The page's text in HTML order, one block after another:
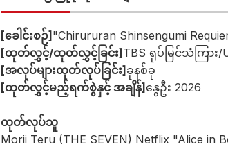
[ခေါင်းစဉ်]"Chirururan Shinsengumi
[ထုတ်လွှင့်/ထုတ်လွှင့်ခြင်း]TBS ရုပ်မြင်သံကြား/
[အလုပ်များထုတ်လုပ်ခြင်း]ခုနစ်ခု
[ထုတ်လွှင့်မည့်ရက်စွဲနှင့် အချိန်]နွေဦး 2026
ထုတ်လုပ်သူ
Morii Teru (THE SEVEN) Netflix "Alice